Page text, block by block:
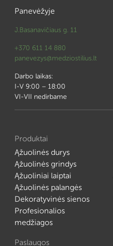
Panevėžyje
J.Basanavičiaus g. 11
+370 611 14 880
panevezys@medziostilius.lt
Darbo laikas:
I-V 9:00 – 18:00
VI-VII nedirbame
Produktai
Ąžuolinės durys
Ąžuolinės grindys
Ąžuoliniai laiptai
Ąžuolinės palangės
Dekoratyvinės sienos
Profesionalios
medžiagos
Paslaugos